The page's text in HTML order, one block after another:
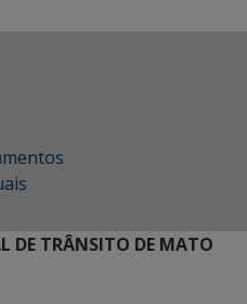
DE TRÂNSITO DE MATO